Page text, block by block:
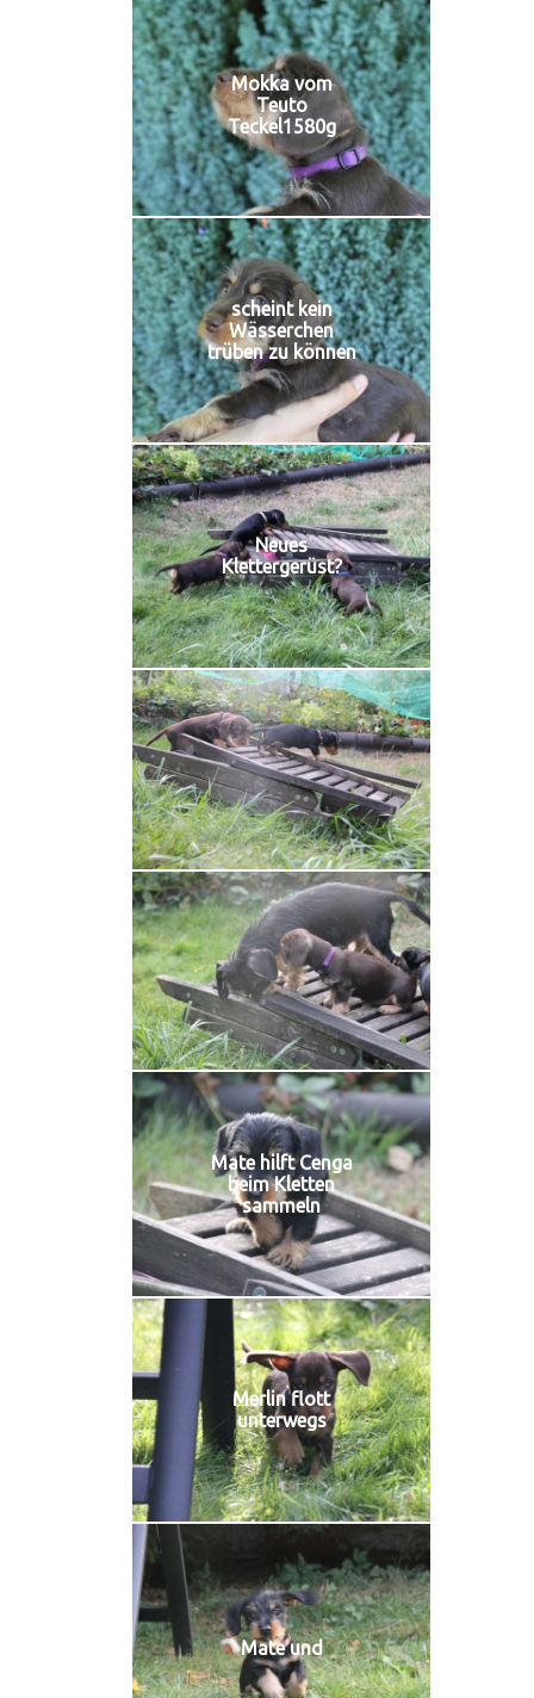
Mokka vom
Teuto
Teckel1580g
scheint kein
Wässerchen
trüben zu können
Neues
Klettergerüst?
Mate hilft Cenga
beim Kletten
sammeln
Merlin flott
unterwegs
Mate und